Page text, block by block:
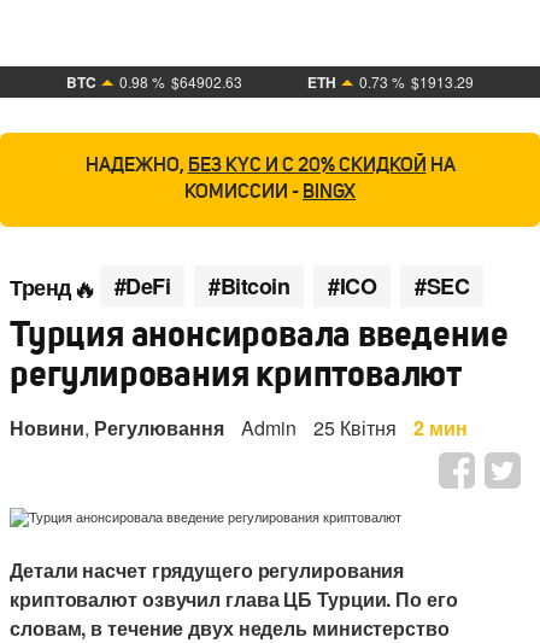
BTC 0.98 % $64902.63 ETH 0.73 % $1913.29
НАДЕЖНО, БЕЗ KYC И С 20% СКИДКОЙ НА
КОМИССИИ - BINGX
Тренд #DeFi #Bitcoin #ICO #SEC
Турция анонсировала введение
регулирования криптовалют
Новини, Регулювання Admin 25 Квітня 2 мин
Детали насчет грядущего регулирования
криптовалют озвучил глава ЦБ Турции. По его
словам, в течение двух недель министерство